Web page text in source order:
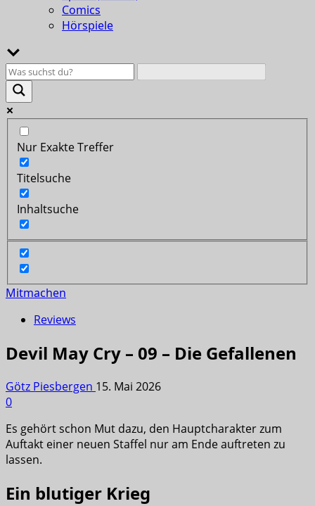
Comics
Hörspiele
Nur Exakte Treffer
Titelsuche
Inhaltsuche
Mitmachen
Reviews
Devil May Cry – 09 – Die Gefallenen
Götz Piesbergen 15. Mai 2026
0
Es gehört schon Mut dazu, den Hauptcharakter zum
Auftakt einer neuen Staffel nur am Ende auftreten zu
lassen.
Ein blutiger Krieg